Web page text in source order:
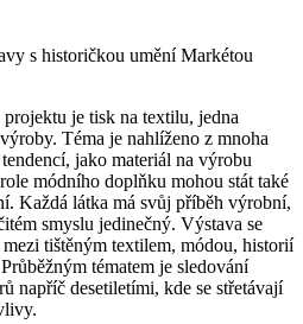
s historičkou umění Markétou
je tisk na textilu, jedna
Téma je nahlíženo z mnoha
jako materiál na výrobu
módního doplňku mohou stát také
Každá látka má svůj příběh výrobní,
smyslu jedinečný. Výstava se
tištěným textilem, módou, historií
tématem je sledování
napříč desetiletími, kde se střetávají